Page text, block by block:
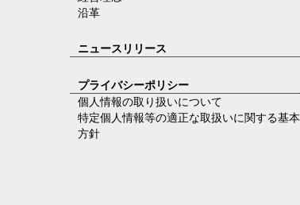
沿革
ニュースリリース
プライバシーポリシー
個人情報の取り扱いについて
特定個人情報等の適正な取扱いに関する基本
方針